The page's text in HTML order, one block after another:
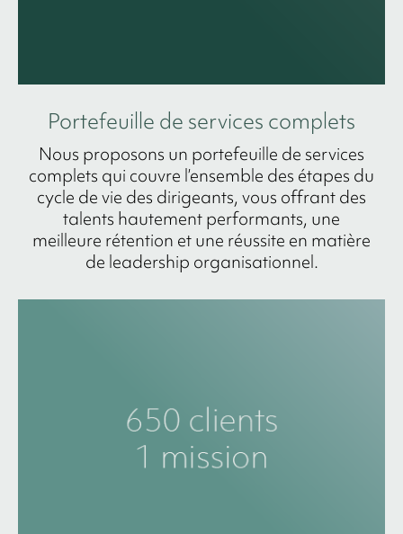
Portefeuille de services complets
Nous proposons un portefeuille de services
complets qui couvre l’ensemble des étapes du
cycle de vie des dirigeants, vous offrant des
talents hautement performants, une
meilleure rétention et une réussite en matière
de leadership organisationnel.